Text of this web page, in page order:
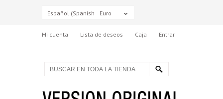
Español (Spanish) Euro
Mi cuenta Lista de deseos Caja Entrar